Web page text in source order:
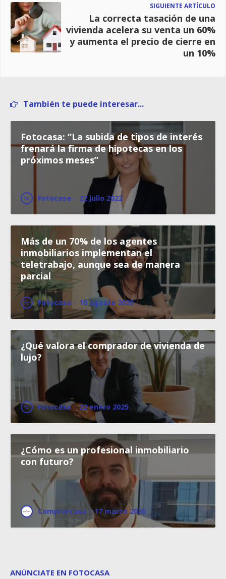
SIGUIENTE ARTÍCULO
La correcta tasación de una
vivienda acelera su venta un 60%
y aumenta el precio de cierre en
un 10%
También te puede interesar...
Fotocasa: “La subida de tipos de interés
frenará la firma de hipotecas en los
próximos meses”
Fotocasa · 22 julio 2022
Más de un 70% de los agentes
inmobiliarios implementan el
teletrabajo, aunque sea de manera
parcial
Fotocasa · 10 agosto 2020
¿Qué valora el comprador de vivienda de
lujo?
Fotocasa · 22 enero 2025
¿Cómo es un profesional inmobiliario
con futuro?
Comprarcasa · 17 marzo 2020
ANÚNCIATE EN FOTOCASA